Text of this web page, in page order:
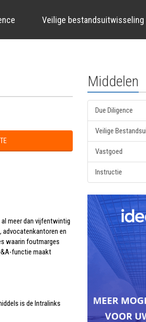
Veilige bestandsuitwisseling
meer dan vijfentwintig
advocatenkantoren en
waarin foutmarges
functie maakt
is de I ntralinks
Middelen
Due Diligence
Veilige
Vastgoed
Instructie